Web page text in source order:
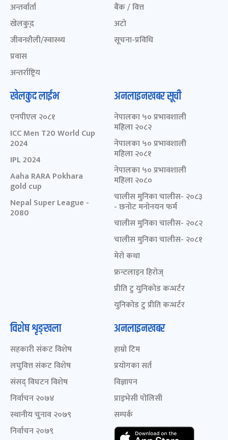
अन्तर्वार्ता
खेलकुद़़
जीवनशैली/स्वास्थ्य
प्रवास
अन्तर्राष्ट्रिय
बैंक / वित्त
अटो
सूचना-प्रविधि
खेलकुद लाईभ
एनपीएल २०८१
ICC Men T20 World Cup
2024
IPL 2024
Aaha RARA Pokhara
gold cup
Nepal Super League -
2080
अनलाइनखबर सूची
नेपालका ५० प्रभावशाली
महिला २०८२
नेपालका ५० प्रभावशाली
महिला २०८१
नेपालका ५० प्रभावशाली
महिला २०८०
चालीस मुनिका चालीस- २०८३
- छनोट मनोनयन फर्म
चालीस मुनिका चालीस- २०८२
चालीस मुनिका चालीस- २०८१
मेरो कथा
फ्रन्टलाइन हिरोज्
प्रीति टु युनिकोड कन्भर्टर
युनिकोड टु प्रीति कन्भर्टर
विशेष शृङ्खला
सहकारी संकट विशेष
लघुवित्त संकट विशेष
संसद् विघटन विशेष
निर्वाचन २०७४
स्थानीय चुनाव २०७९
निर्वाचन २०७९
अनलाइनखबर
हाम्रो टिम
प्रयोगका सर्त
विज्ञापन
प्राइभेसी पोलिसी
सम्पर्क